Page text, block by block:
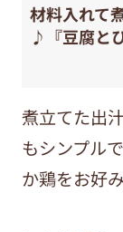
材料入れて
♪『豆腐と
煮立てた出
もシンプル
か鶏をお好